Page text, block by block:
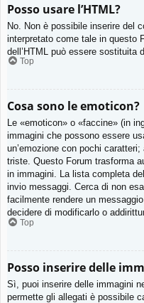
Posso usare l’HTML?
No. Non è possibile inserire del
interpretato come tale in questo
dell’HTML può essere sostituita
Top
Cosa sono le emoticon?
Le «emoticon» o «faccine» (in
immagini che possono essere
un’emozione con pochi
triste. Questo Forum trasforma
in immagini. La lista completa
invio messaggi. Cerca di non
facilmente rendere un
decidere di modificarlo o
Top
Posso inserire delle
Sì, puoi inserire delle immagini
permette gli allegati è possibile